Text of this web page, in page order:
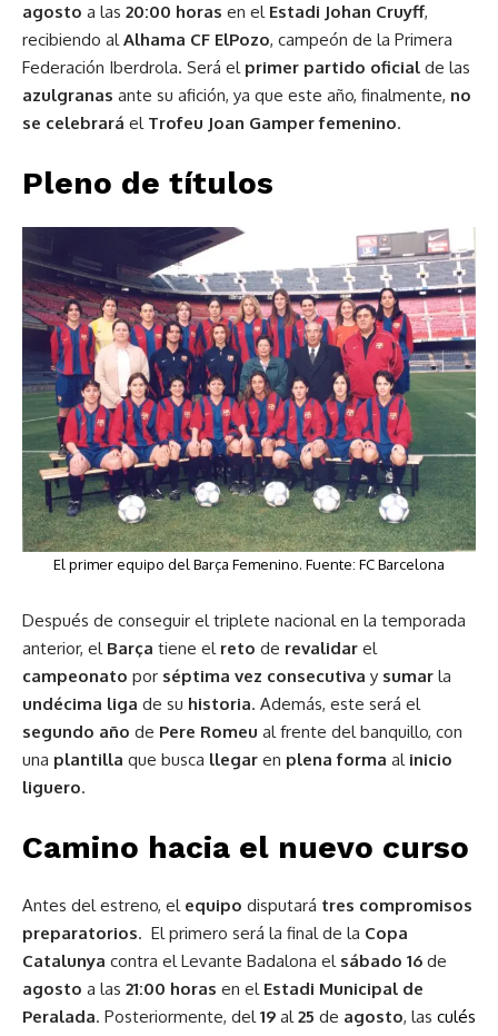
agosto a las 20:00 horas en el Estadi Johan Cruyff,
recibiendo alAlhama CF ElPozo, campeón de la Primera
Federación Iberdrola. Será el primer partido oficial de las
azulgranas ante su afición, ya que este año, finalmente, no
se celebrará elTrofeu Joan Gamper femenino.
Pleno de títulos
El primer equipo del Barça Femenino. Fuente: FC Barcelona
Después de conseguir el triplete nacional en la temporada
anterior, el Barça tiene el reto de revalidar el
campeonato por séptima vez consecutiva y sumar la
undécima liga de su historia. Además, este será el
segundo año de Pere Romeu al frente del banquillo, con
una plantilla que busca llegar en plena forma alinicio
liguero.
Camino hacia el nuevo curso
Antes del estreno, el equipo disputará tres compromisos
preparatorios. El primero será la final de la Copa
Catalunya contra el Levante Badalona el sábado 16 de
agosto a las 21:00 horas en elEstadi Municipal de
Peralada. Posteriormente, del19 al25 de agosto, las culés